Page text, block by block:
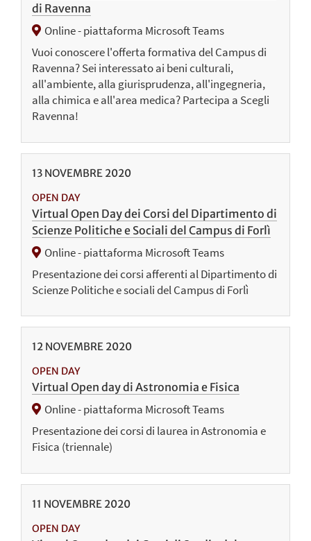
di Ravenna
Online - piattaforma Microsoft Teams
Vuoi conoscere l'offerta formativa del Campus di
Ravenna? Sei interessato ai beni culturali,
all'ambiente, alla giurisprudenza, all'ingegneria,
alla chimica e all'area medica? Partecipa a Scegli
Ravenna!
13 NOVEMBRE 2020
OPEN DAY
Virtual Open Day dei Corsi del Dipartimento di
Scienze Politiche e Sociali del Campus di Forlì
Online - piattaforma Microsoft Teams
Presentazione dei corsi afferenti al Dipartimento di
Scienze Politiche e sociali del Campus di Forlì
12 NOVEMBRE 2020
OPEN DAY
Virtual Open day di Astronomia e Fisica
Online - piattaforma Microsoft Teams
Presentazione dei corsi di laurea in Astronomia e
Fisica (triennale)
11 NOVEMBRE 2020
OPEN DAY